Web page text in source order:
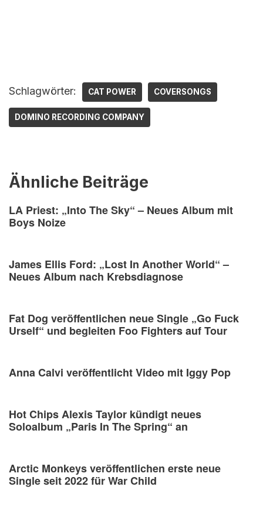
Schlagwörter: CAT POWER COVERSONGS
DOMINO RECORDING COMPANY
Ähnliche Beiträge
LA Priest: „Into The Sky“ – Neues Album mit
Boys Noize
James Ellis Ford: „Lost In Another World“ –
Neues Album nach Krebsdiagnose
Fat Dog veröffentlichen neue Single „Go Fuck
Urself“ und begleiten Foo Fighters auf Tour
Anna Calvi veröffentlicht Video mit Iggy Pop
Hot Chips Alexis Taylor kündigt neues
Soloalbum „Paris In The Spring“ an
Arctic Monkeys veröffentlichen erste neue
Single seit 2022 für War Child